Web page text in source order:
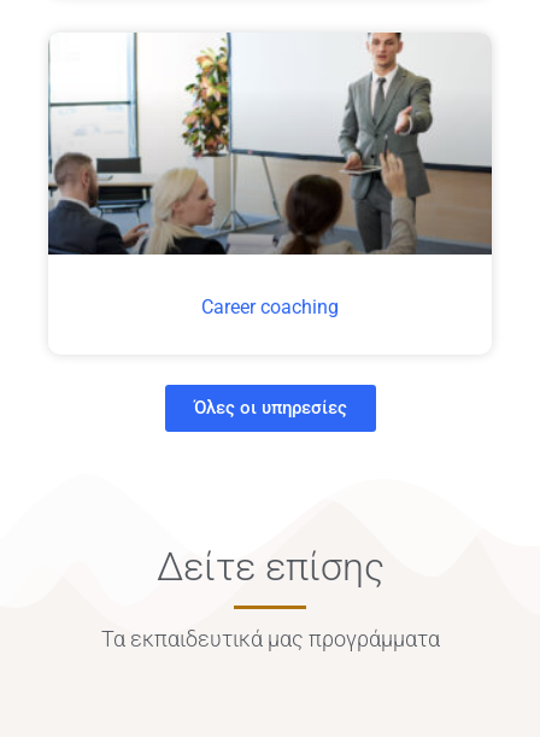
Career coaching
Όλες οι υπηρεσίες
Δείτε επίσης
Τα εκπαιδευτικά μας προγράμματα